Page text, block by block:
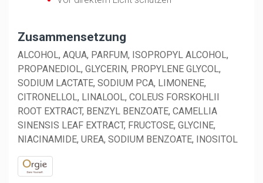
Zusammensetzung
ALCOHOL, AQUA, PARFUM, ISOPROPYL ALCOHOL,
PROPANEDIOL, GLYCERIN, PROPYLENE GLYCOL,
SODIUM LACTATE, SODIUM PCA, LIMONENE,
CITRONELLOL, LINALOOL, COLEUS FORSKOHLII
ROOT EXTRACT, BENZYL BENZOATE, CAMELLIA
SINENSIS LEAF EXTRACT, FRUCTOSE, GLYCINE,
NIACINAMIDE, UREA, SODIUM BENZOATE, INOSITOL